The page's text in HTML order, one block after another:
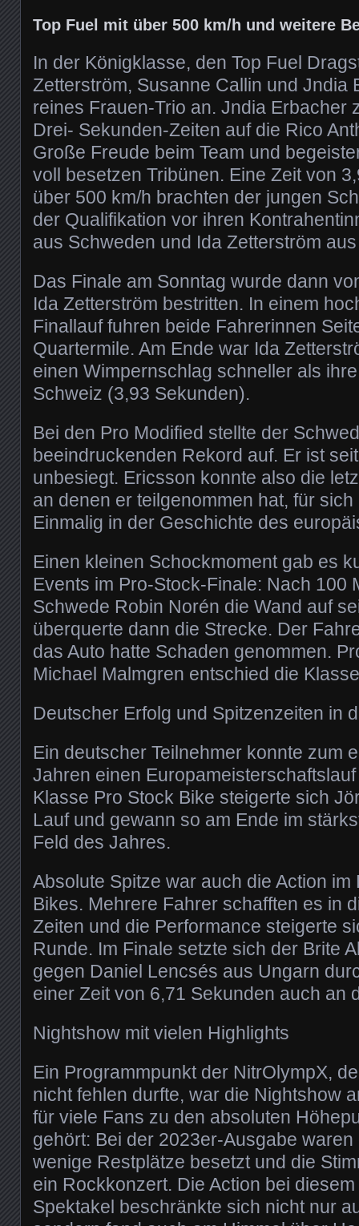
Top Fuel mit über 500 km/h und weitere
In der Königklasse, den Top Fuel
Zetterström, Susanne Callin und Jndia
reines Frauen-Trio an. Jndia Erbacher
Drei- Sekunden-Zeiten auf die Rico
Große Freude beim Team und
voll besetzen Tribünen. Eine Zeit von
über 500 km/h brachten der jungen
der Qualifikation vor ihren
aus Schweden und Ida Zetterström
Das Finale am Sonntag wurde dann
Ida Zetterström bestritten. In einem
Finallauf fuhren beide Fahrerinnen
Quartermile. Am Ende war Ida
einen Wimpernschlag schneller als
Schweiz (3,93 Sekunden).
Bei den Pro Modified stellte der
beeindruckenden Rekord auf. Er ist
unbesiegt. Ericsson konnte also die
an denen er teilgenommen hat, für
Einmalig in der Geschichte des
Einen kleinen Schockmoment gab es
Events im Pro-Stock-Finale: Nach 100
Schwede Robin Norén die Wand auf
überquerte dann die Strecke. Der
das Auto hatte Schaden genommen.
Michael Malmgren entschied die
Deutscher Erfolg und Spitzenzeiten in
Ein deutscher Teilnehmer konnte zum
Jahren einen
Klasse Pro Stock Bike steigerte sich
Lauf und gewann so am Ende im
Feld des Jahres.
Absolute Spitze war auch die Action im
Bikes. Mehrere Fahrer schafften es in
Zeiten und die Performance steigerte
Runde. Im Finale setzte sich der Brite
gegen Daniel Lencsés aus Ungarn
einer Zeit von 6,71 Sekunden auch an
Nightshow mit vielen Highlights
Ein Programmpunkt der NitrOlympX,
nicht fehlen durfte, war die Nightshow
für viele Fans zu den absoluten
gehört: Bei der 2023er-Ausgabe
wenige Restplätze besetzt und die
ein Rockkonzert. Die Action bei
Spektakel beschränkte sich nicht nur